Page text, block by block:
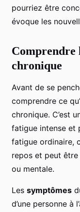
pourriez être
évoque les
Comprendre
chronique
Avant de se
comprendre ce
chronique. C’est
fatigue intense et
fatigue ordinaire,
repos et peut être
ou mentale.
Les symptômes
d’une personne à